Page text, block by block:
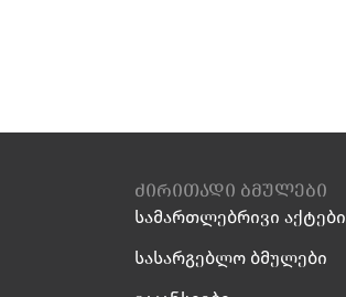
ძირითადი ბმულები
სამართლებრივი აქტები
სასარგებლო ბმულები